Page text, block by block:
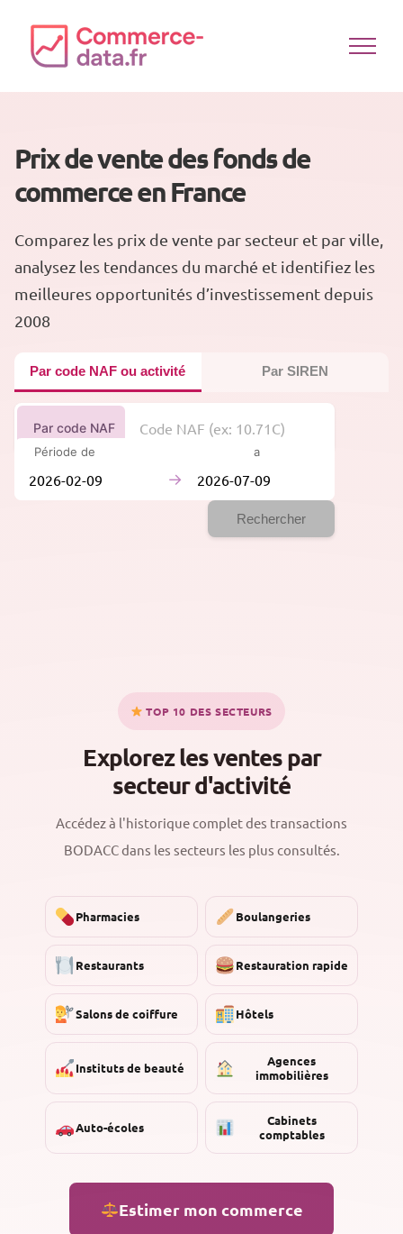
contenu
Prix de vente des fonds de
commerce en France
Comparez les prix de vente par secteur et par ville,
analysez les tendances du marché et identifiez les
meilleures opportunités d’investissement depuis
2008
Par code NAF ou activité Par SIREN
Par code NAF
Période de à
→
Rechercher
TOP 10 DES SECTEURS
Explorez les ventes par
secteur d'activité
Accédez à l'historique complet des transactions
BODACC dans les secteurs les plus consultés.
Pharmacies Boulangeries
Restaurants Restauration rapide
Salons de coiffure Hôtels
Instituts de beauté
Agences
immobilières
Auto-écoles
Cabinets
comptables
Estimer mon commerce